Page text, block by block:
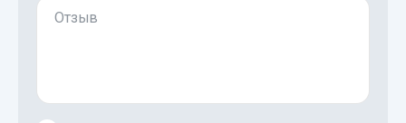
Отзыв